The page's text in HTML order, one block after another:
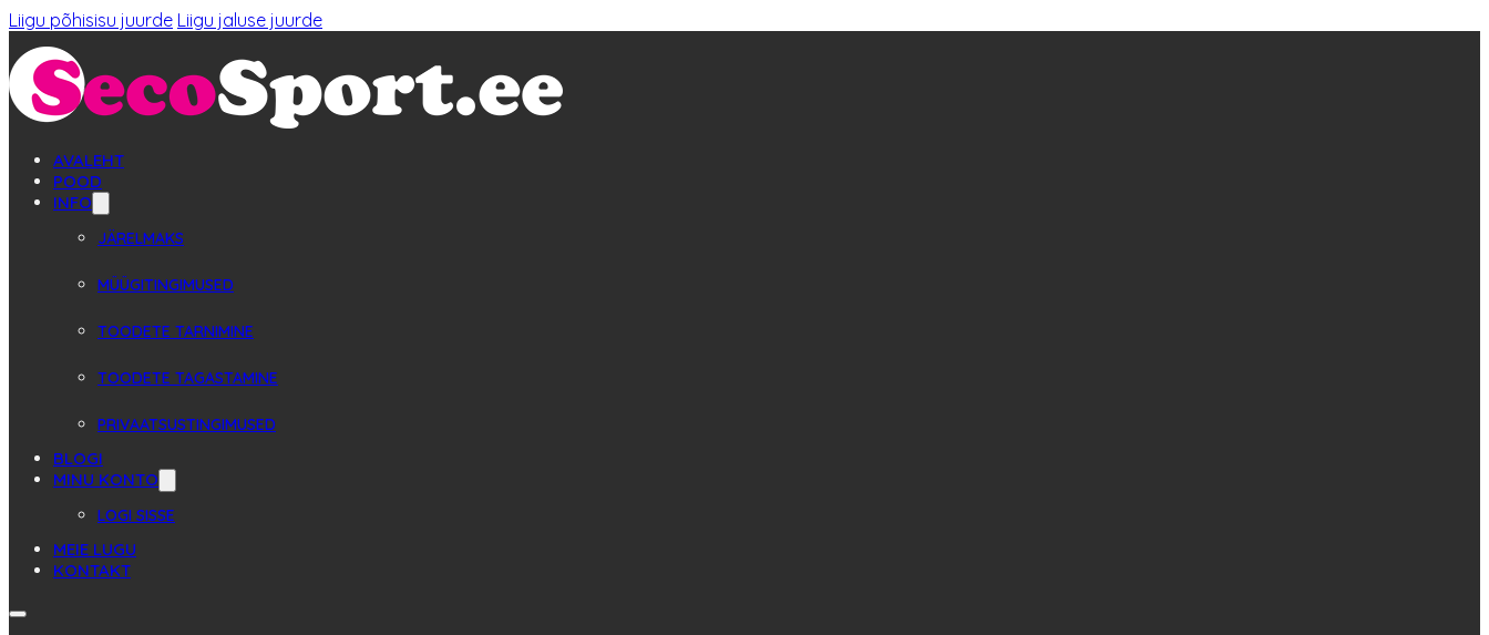
Liigu põhisisu juurde Liigu jaluse juurde
AVALEHT
POOD
INFO
JÄRELMAKS
MÜÜGITINGIMUSED
TOODETE TARNIMINE
TOODETE TAGASTAMINE
PRIVAATSUSTINGIMUSED
BLOGI
MINU KONTO
LOGI SISSE
MEIE LUGU
KONTAKT